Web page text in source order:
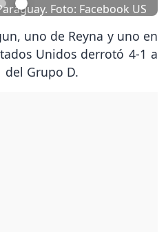
Foto: Facebook US
uno de Reyna y uno en
Unidos derrotó 4-1 a
del Grupo D.